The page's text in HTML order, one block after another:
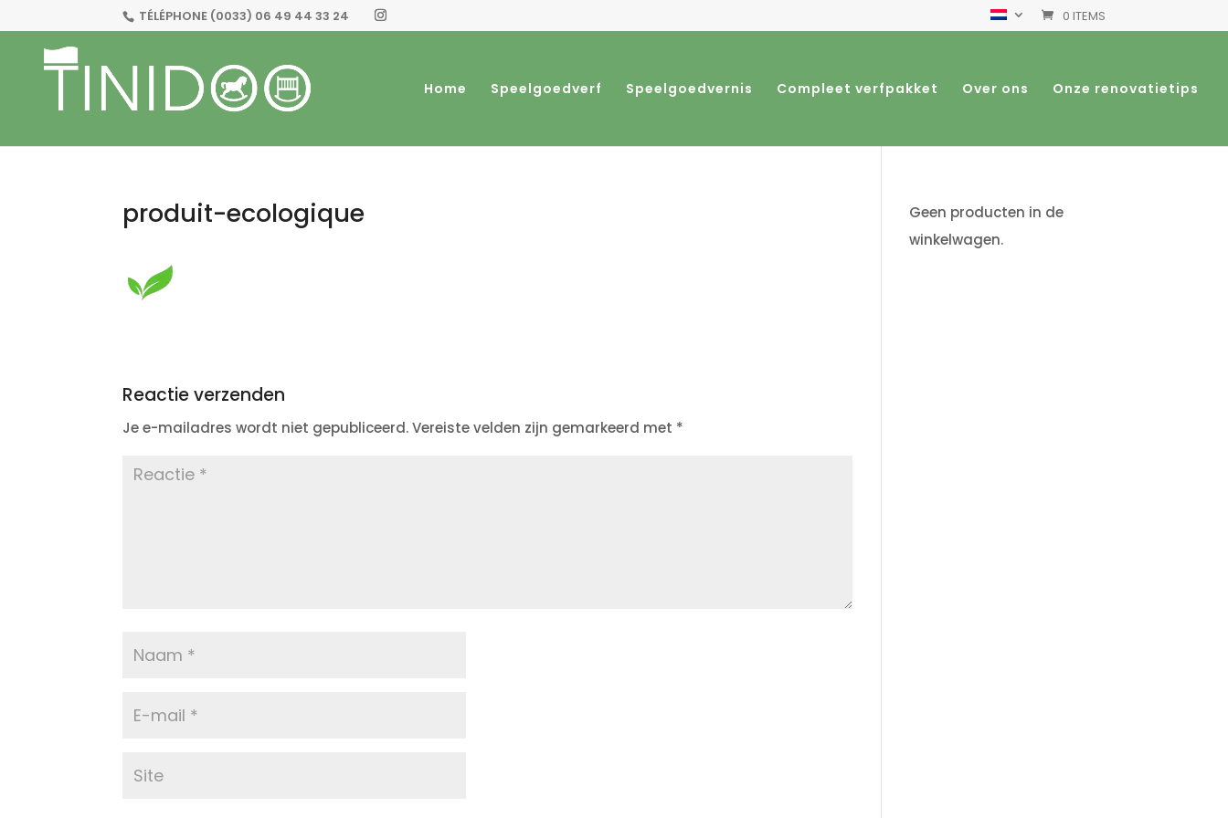
TÉLÉPHONE (0033) 06 49 44 33 24 0 ITEMS
Home Speelgoedverf Speelgoedvernis Compleet verfpakket Over ons Onze renovatietips
produit-ecologique
Reactie verzenden
Je e-mailadres wordt niet gepubliceerd. Vereiste velden zijn gemarkeerd met *
Geen producten in de
winkelwagen.